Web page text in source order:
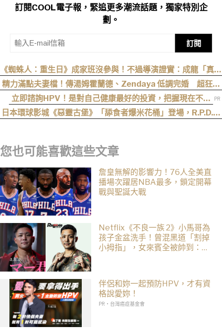
訂閱COOL電子報，緊追更多潮流話題，獨家特別企
劃。
訂閱
《蜘蛛人：重生日》成家班沒參與！不過導演證實：成龍「真的
有來片場」
精力滿點夫妻檔！傳湯姆霍蘭德、Zendaya 低調完婚 超狂細
節曝光
立即諮詢HPV！是對自己健康最好的投資，把握現在不嫌
晚！
日本環球影城《惡靈古堡》「舔食者爆米花桶」登場，R.P.D.制
您也可能喜歡這些文章
詹皇無解的影響力！76人全美直
播場次躍居NBA最多，鎖定開幕
戰與聖誕大戰
Netflix《不良一族 2》小馬哥為
孩子金盆洗手！曾混黑道「割掉
小拇指」，女來賓全被帥到：超
伴侶和妳一起預防HPV，才有資
格說愛妳！
PR・台灣癌症基金會